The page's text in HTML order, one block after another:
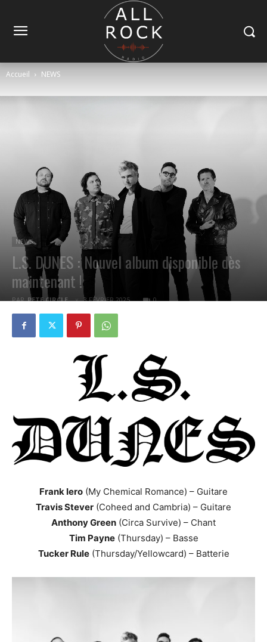
Accueil NEWS
NEWS
L.S. DUNES : Nouvel album disponible dès
maintenant !
PAR PETE CIRCLE 3 FÉVRIER 2025 0
Frank Iero (My Chemical Romance) – Guitare
Travis Stever (Coheed and Cambria) – Guitare
Anthony Green (Circa Survive) – Chant
Tim Payne(Thursday) – Basse
Tucker Rule(Thursday/Yellowcard) – Batterie